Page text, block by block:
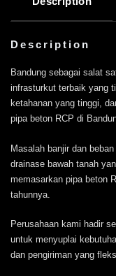
Description
Bandung sebagai salat
infrasturkut terbaik yang
ketahanan yang tinggi,
pipa beton RCP di
Masalah banjir dan
drainase bawah tanah
memasarkan pipa beton
tahunnya.
Perusahaan kami hadir
untuk menyuplai
dan pengiriman yang